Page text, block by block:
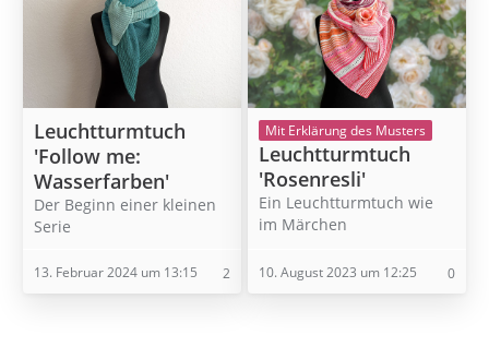
Leuchtturmtuch
'Follow me:
Wasserfarben'
Der Beginn einer kleinen
Serie
13. Februar 2024 um 13:15 2
Mit Erklärung des Musters
Leuchtturmtuch
'Rosenresli'
Ein Leuchtturmtuch wie
im Märchen
10. August 2023 um 12:25 0